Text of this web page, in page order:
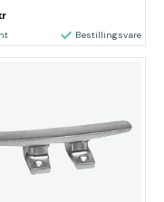
Bestillingsvare